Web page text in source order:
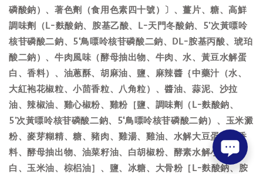
磷酸鈉）、著色劑（食用色素四十號）〕、薑片、糖、高鮮
調味劑（L-麩酸鈉、胺基乙酸、L-天門冬酸鈉、5’次黃嘌呤
核苷磷酸二鈉、5‘鳥嘌呤核苷磷酸二鈉、DL-胺基丙酸、琥珀
酸二鈉）、牛肉風味（酵母抽出物、牛肉、水、黃豆水解蛋
白、香料）、油蔥酥、胡麻油、鹽、麻辣醬｛中藥汁（水、
大紅袍花椒粒、小茴香粒、八角粒）、醬油、蒜泥、沙拉
油、辣椒油、雞心椒粉、雞粉［鹽、調味劑（L-麩酸鈉、
5’次黃嘌呤核苷磷酸二鈉、5‘鳥嘌呤核苷磷酸二鈉）、玉米澱
粉、麥芽糊精、糖、豬肉、雞湯、雞油、水解大豆蛋白、香
料、酵母抽出物、油菜籽油、白胡椒粉、酵素水解小麥蛋
白、玉米油、棕梠油］、鹽、冰糖、大骨粉［L-麩酸鈉、胺